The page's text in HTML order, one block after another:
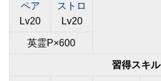
ペア
Lv20
ストロ
Lv20
英霊P×600
習得スキル